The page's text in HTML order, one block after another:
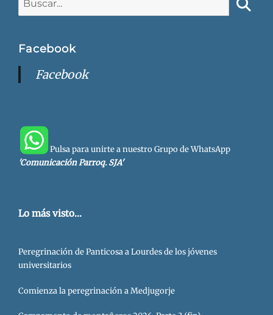
Facebook
Facebook
Pulsa para unirte a nuestro Grupo de WhatsApp
'Comunicación Parroq. SJA'
Lo más visto...
Peregrinación de Panticosa a Lourdes de los jóvenes
universitarios
Comienza la peregrinación a Medjugorje